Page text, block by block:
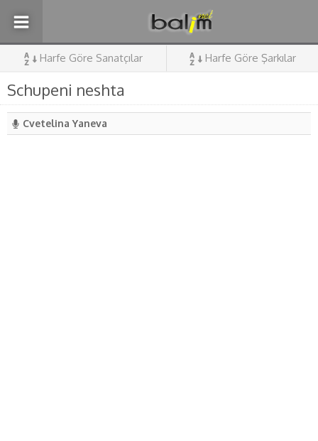
Harfe Göre Sanatçılar Harfe Göre Şarkılar
Schupeni neshta
Cvetelina Yaneva